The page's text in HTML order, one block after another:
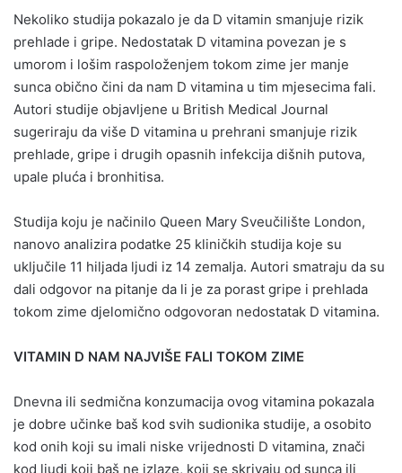
Nekoliko studija pokazalo je da D vitamin smanjuje rizik
prehlade i gripe. Nedostatak D vitamina povezan je s
umorom i lošim raspoloženjem tokom zime jer manje
sunca obično čini da nam D vitamina u tim mjesecima fali.
Autori studije objavljene u British Medical Journal
sugeriraju da više D vitamina u prehrani smanjuje rizik
prehlade, gripe i drugih opasnih infekcija dišnih putova,
upale pluća i bronhitisa.
Studija koju je načinilo Queen Mary Sveučilište London,
nanovo analizira podatke 25 kliničkih studija koje su
uključile 11 hiljada ljudi iz 14 zemalja. Autori smatraju da su
dali odgovor na pitanje da li je za porast gripe i prehlada
tokom zime djelomično odgovoran nedostatak D vitamina.
VITAMIN D NAM NAJVIŠE FALI TOKOM ZIME
Dnevna ili sedmična konzumacija ovog vitamina pokazala
je dobre učinke baš kod svih sudionika studije, a osobito
kod onih koji su imali niske vrijednosti D vitamina, znači
kod ljudi koji baš ne izlaze, koji se skrivaju od sunca ili